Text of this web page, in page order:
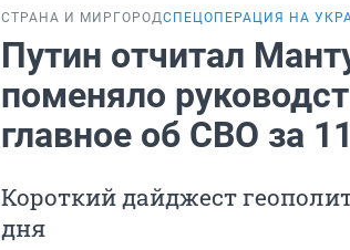
СТРАНА И МИР ГОРОДСПЕЦОПЕРАЦИЯ НА
Путин отчитал
поменяло
главное об СВО за
Короткий дайджест
дня